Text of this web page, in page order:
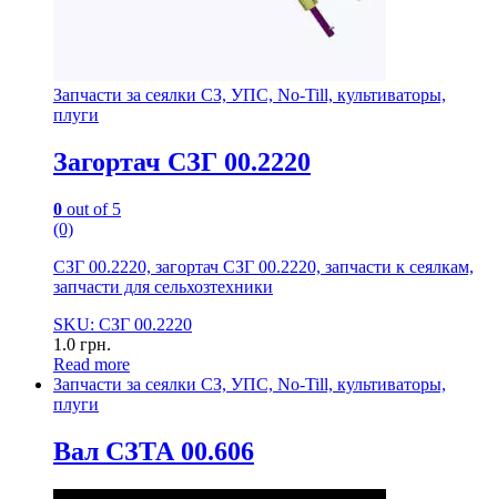
Запчасти за сеялки СЗ, УПС, No-Till, культиваторы,
плуги
Загортач СЗГ 00.2220
0 out of 5
(0)
СЗГ 00.2220, загортач СЗГ 00.2220, запчасти к сеялкам,
запчасти для сельхозтехники
SKU: СЗГ 00.2220
1.0 грн.
Read more
Запчасти за сеялки СЗ, УПС, No-Till, культиваторы,
плуги
Вал СЗТА 00.606